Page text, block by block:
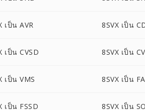
เป็น AVR 8SVX เป็น
เป็น CVSD 8SVX เป็น
เป็น VMS 8SVX เป็น
เป็น FSSD 8SVX เป็น